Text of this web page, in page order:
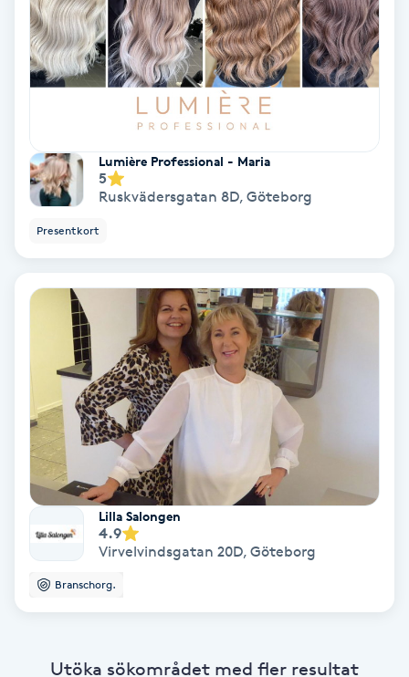
Skägg
Skäggfärgning
Skäggtrimmning
Skönhet
Slingor
Spa manikyr & pedikyr
Spa-manikyr
Spa-pedikyr
Spraytan
Lumière Professional - Maria
5
Ruskvädersgatan 8D, Göteborg
Presentkort
Lilla Salongen
4.9
Virvelvindsgatan 20D, Göteborg
Branschorg.
Utöka sökområdet med fler resultat